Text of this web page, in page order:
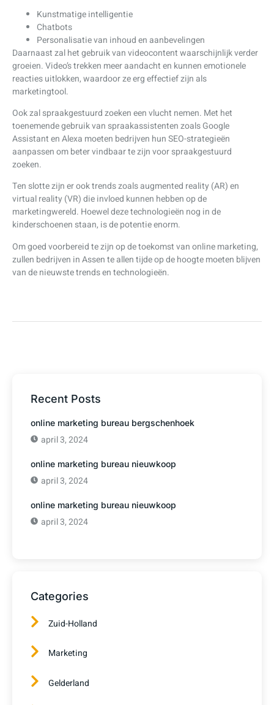
Kunstmatige intelligentie
Chatbots
Personalisatie van inhoud en aanbevelingen
Daarnaast zal het gebruik van videocontent waarschijnlijk verder
groeien. Video’s trekken meer aandacht en kunnen emotionele
reacties uitlokken, waardoor ze erg effectief zijn als
marketingtool.
Ook zal spraakgestuurd zoeken een vlucht nemen. Met het
toenemende gebruik van spraakassistenten zoals Google
Assistant en Alexa moeten bedrijven hun SEO-strategieën
aanpassen om beter vindbaar te zijn voor spraakgestuurd
zoeken.
Ten slotte zijn er ook trends zoals augmented reality (AR) en
virtual reality (VR) die invloed kunnen hebben op de
marketingwereld. Hoewel deze technologieën nog in de
kinderschoenen staan, is de potentie enorm.
Om goed voorbereid te zijn op de toekomst van online marketing,
zullen bedrijven in Assen te allen tijde op de hoogte moeten blijven
van de nieuwste trends en technologieën.
Recent Posts
online marketing bureau bergschenhoek
april 3, 2024
online marketing bureau nieuwkoop
april 3, 2024
online marketing bureau nieuwkoop
april 3, 2024
Categories
Zuid-Holland
Marketing
Gelderland